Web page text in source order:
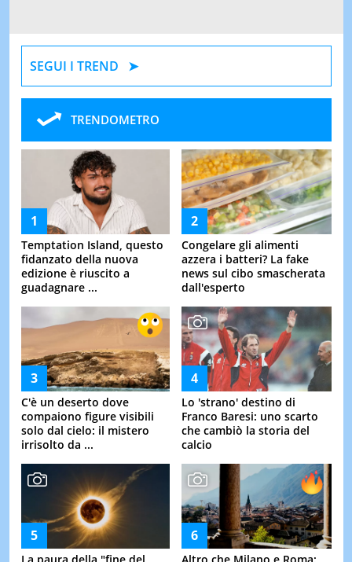
SEGUI I TREND
TRENDOMETRO
Temptation Island, questo
fidanzato della nuova
edizione è riuscito a
guadagnare ...
Congelare gli alimenti
azzera i batteri? La fake
news sul cibo smascherata
dall'esperto
C'è un deserto dove
compaiono figure visibili
solo dal cielo: il mistero
irrisolto da ...
Lo 'strano' destino di
Franco Baresi: uno scarto
che cambiò la storia del
calcio